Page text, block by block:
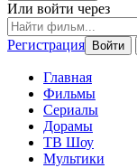
Или войти через
Регистрация Войти
Главная
Фильмы
Сериалы
Дорамы
ТВ Шоу
Мультики